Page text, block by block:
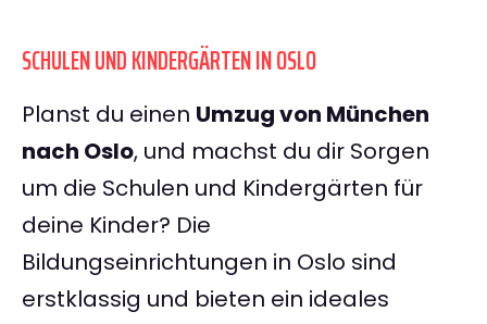
SCHULEN UND KINDERGÄRTEN IN OSLO
Planst du einen Umzug von München
nach Oslo, und machst du dir Sorgen
um die Schulen und Kindergärten für
deine Kinder? Die
Bildungseinrichtungen in Oslo sind
erstklassig und bieten ein ideales